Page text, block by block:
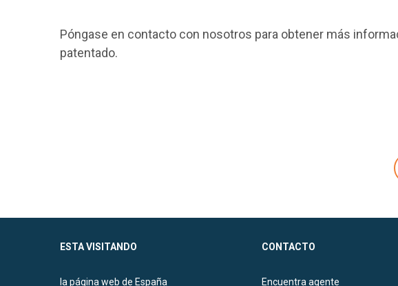
Póngase en contacto con nosotros para obtener más
patentado.
ESTA VISITANDO
la página web de España
CONTACTO
Encuentra agente